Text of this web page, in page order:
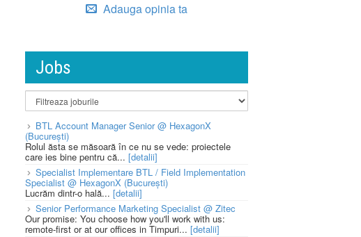
Adauga opinia ta
Jobs
BTL Account Manager Senior @ HexagonX
(București)
Rolul ăsta se măsoară în ce nu se vede: proiectele
care ies bine pentru că... [detalii]
Specialist Implementare BTL / Field Implementation
Specialist @ HexagonX (București)
Lucrăm dintr-o hală... [detalii]
Senior Performance Marketing Specialist @ Zitec
Our promise: You choose how you'll work with us:
remote-first or at our offices in Timpuri... [detalii]